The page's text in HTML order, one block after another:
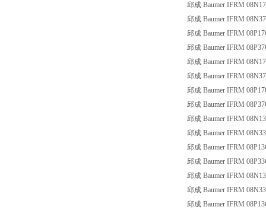
邱成 Baumer IFRM
邱成 Baumer IFRM
邱成 Baumer IFRM
邱成 Baumer IFRM
邱成 Baumer IFRM
邱成 Baumer IFRM
邱成 Baumer IFRM
邱成 Baumer IFRM
邱成 Baumer IFRM
邱成 Baumer IFRM
邱成 Baumer IFRM
邱成 Baumer IFRM
邱成 Baumer IFRM
邱成 Baumer IFRM
邱成 Baumer IFRM